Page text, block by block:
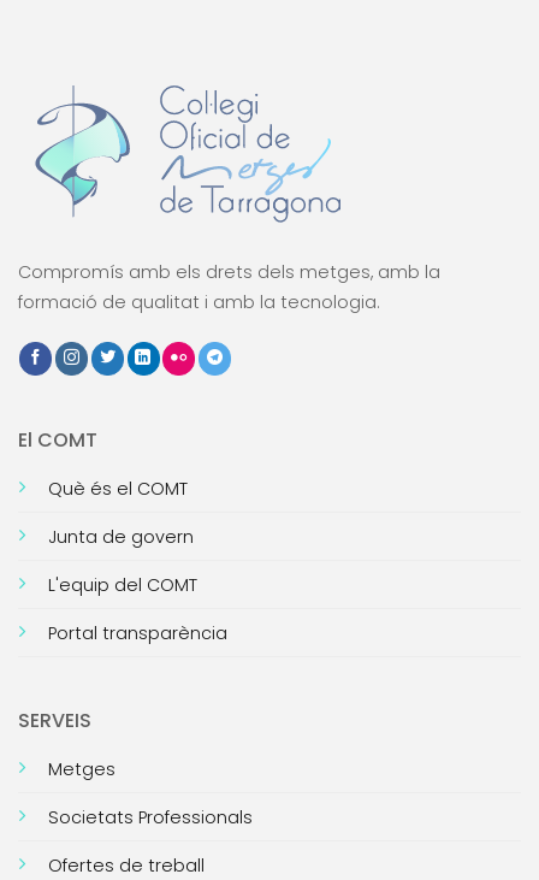
Compromís amb els drets dels metges, amb la
formació de qualitat i amb la tecnologia.
El COMT
Què és el COMT
Junta de govern
L'equip del COMT
Portal transparència
SERVEIS
Metges
Societats Professionals
Ofertes de treball